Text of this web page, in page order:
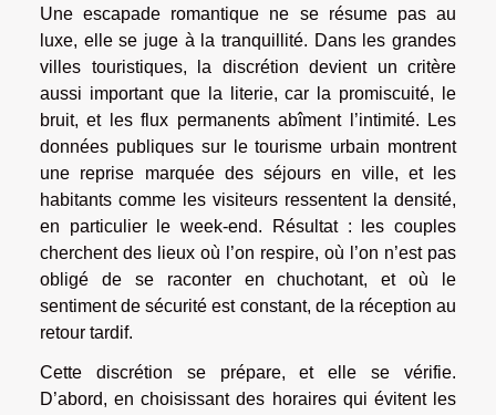
Une escapade romantique ne se résume pas au
luxe, elle se juge à la tranquillité. Dans les grandes
villes touristiques, la discrétion devient un critère
aussi important que la literie, car la promiscuité, le
bruit, et les flux permanents abîment l’intimité. Les
données publiques sur le tourisme urbain montrent
une reprise marquée des séjours en ville, et les
habitants comme les visiteurs ressentent la densité,
en particulier le week-end. Résultat : les couples
cherchent des lieux où l’on respire, où l’on n’est pas
obligé de se raconter en chuchotant, et où le
sentiment de sécurité est constant, de la réception au
retour tardif.
Cette discrétion se prépare, et elle se vérifie.
D’abord, en choisissant des horaires qui évitent les